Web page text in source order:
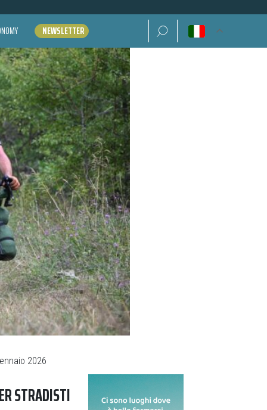
NEWSLETTER Ricerca per:
2026
STRADISTI